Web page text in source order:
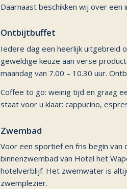
Daarnaast beschikken wij over
Ontbijtbuffet
Iedere dag een heerlijk uitgebreid
geweldige keuze aan verse
maandag van 7.00 – 10.30 uur.
Coffee to go: weinig tijd en graag
staat voor u klaar: cappucino,
Zwembad
Voor een sportief en fris begin
binnenzwembad van Hotel het
hotelverblijf. Het zwemwater is
zwemplezier.